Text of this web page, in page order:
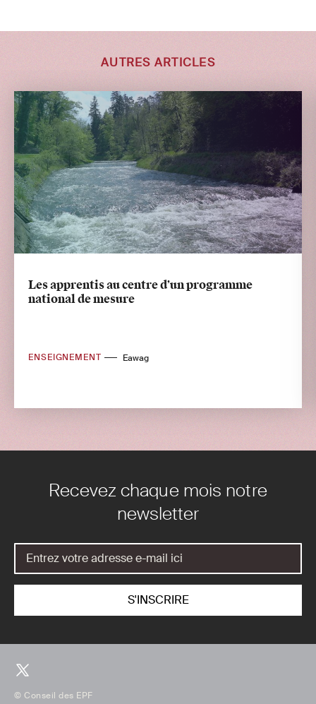
AUTRES ARTICLES
Les apprentis au centre d’un programme
national de mesure
ENSEIGNEMENT Eawag
Recevez chaque mois notre
newsletter
© Conseil des EPF